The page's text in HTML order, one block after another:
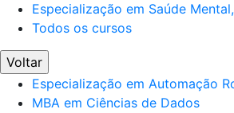
Especialização em Saúde
Todos os cursos
Voltar
Especialização em Automação
MBA em Ciências de Dados